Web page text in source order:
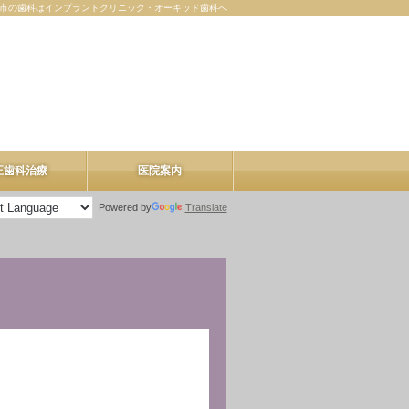
の歯科はインプラントクリニック・オーキッド歯科へ
歯科治療 医院案内
医院案内
Powered by Translate